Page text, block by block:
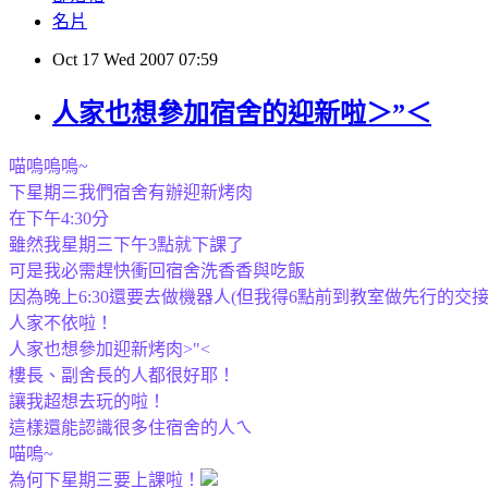
名片
Oct 17 Wed 2007 07:59
人家也想參加宿舍的迎新啦＞”＜
喵嗚嗚嗚~
下星期三我們宿舍有辦迎新烤肉
在下午4:30分
雖然我星期三下午3點就下課了
可是我必需趕快衝回宿舍洗香香與吃飯
因為晚上6:30還要去做機器人(但我得6點前到教室做先行的交
人家不依啦！
人家也想參加迎新烤肉>"<
樓長、副舍長的人都很好耶！
讓我超想去玩的啦！
這樣還能認識很多住宿舍的人ㄟ
喵嗚~
為何下星期三要上課啦！